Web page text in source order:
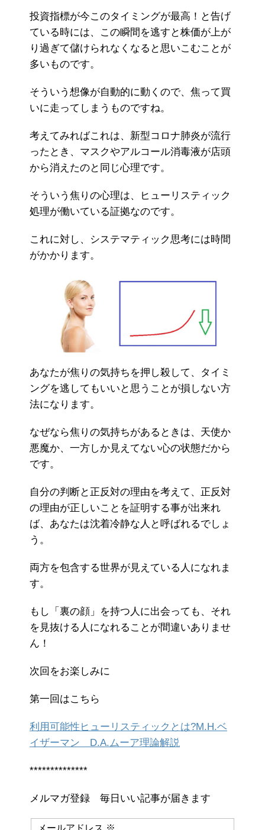
投資指標が今このタイミングが最高！と告げ
ている時には、この瞬間を逃すと株価が上が
り過ぎて儲けられなくなると思いこむことが
多いものです。
そういう想像が自動的に動くので、焦って買
いに走ってしまうものですね。
考えてみればこれは、新型コロナ肺炎が流行
ったとき、マスクやアルコール消毒液が店頭
から消えたのと同じ心理です。
そういう焦りの心理は、ヒューリスティック
処理が働いている証拠なのです。
これに対し、システマティック思考には時間
がかかります。
あなたが焦りの気持ちを押し殺して、タイミ
ングを逃してもいいと思うことが損しない方
法になります。
なぜなら焦りの気持ちがあるときは、天使か
悪魔か、一方しか見えてない心の状態だから
です。
自分の判断と正反対の理由を考えて、正反対
の理由が正しいことを証明する事が出来れ
ば、あなたは沈着冷静な人と呼ばれるでしょ
う。
両方を包含する世界が見えている人になれま
す。
もし「裏の顔」を持つ人に出会っても、それ
を見抜ける人になれることが間違いありませ
ん！
次回をお楽しみに
第一回はこちら
利用可能性ヒューリスティックとは?M.H.ベ
イザーマン D.A.ムーア理論解説
**************
メルマガ登録 毎日いい記事が届きます
メールアドレス ※